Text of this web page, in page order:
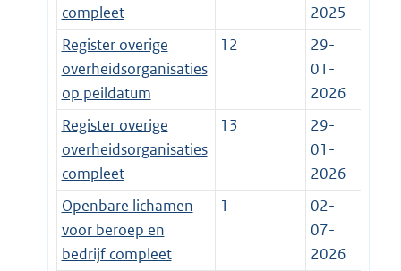
compleet
2025
Register overige
overheidsorganisaties
op peildatum
12
29-
01-
2026
Register overige
overheidsorganisaties
compleet
13
29-
01-
2026
Openbare lichamen
voor beroep en
bedrijf compleet
1
02-
07-
2026